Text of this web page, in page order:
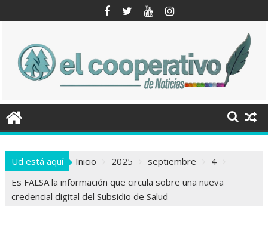
al
Ud está aquí Inicio 2025 septiembre
4
Es FALSA la información que circula sobre una nueva
credencial digital del Subsidio de Salud